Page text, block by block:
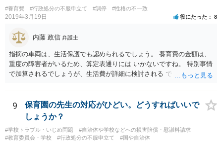
#養育費 #行政処分の不服申立て #調停 #性格の不一致
2019年3月19日 役にたった 8
内藤 政信 弁護士
指摘の車両は、生活保護でも認められるでしょう。 養育費の金額は、
重度の障害者がいるため、算定表通りには いかないですね。 特別事情
で加算されるでしょうが、生活費が詳細に検討される でしょう。 退職
が分与額になるでしょう。 一度家裁に離婚調停の申立てをしないと、
いつまで立っても、 目処がつかないかもしれないですね。
9
保育園の先生の対応がひどい。どうすればいいで
しょうか？
#学校トラブル・いじめ問題
#自治体や学校などへの損害賠償・慰謝料請求
#教育委員会・学校
#行政処分の不服申立て #国や自治体